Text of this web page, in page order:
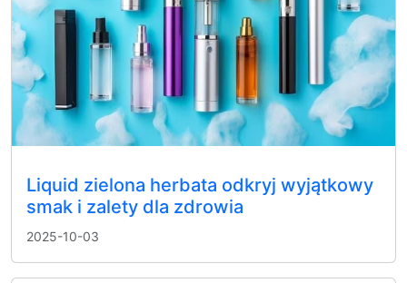
Liquid zielona herbata odkryj wyjątkowy
smak i zalety dla zdrowia
2025-10-03